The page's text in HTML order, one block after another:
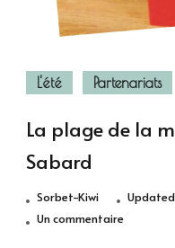
L'été Partenariats
La plage de la
Sabard
Sorbet-Kiwi
Un commentairesur